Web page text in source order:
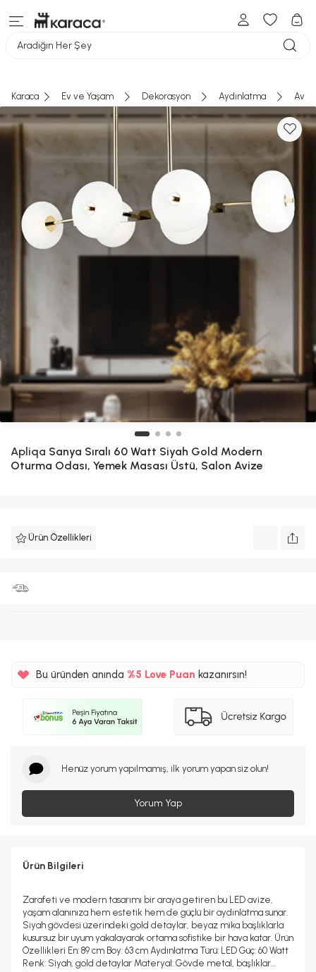
Aradığın Her Şey
Karaca Ev ve Yaşam Dekorasyon Aydınlatma
Apliqa Sanya Sıralı 60 Watt Siyah Gold Modern
Oturma Odası, Yemek Masası Üstü, Salon Avize
Ürün Özellikleri
Bu üründen anında %5
%5
Love Puan kazanırsın!
Henüz yorum yapılmamış, ilk yorum yapan siz olun!
Yorum Yap
Ürün Bilgileri
Zarafeti ve modern tasarımı bir araya getiren bu LED avize,
yaşam alanınıza hem estetik hem de güçlü bir aydınlatma sunar.
Siyah gövdesi üzerindeki gold detaylar, beyaz mika başlıklarla
kusursuz bir uyum yakalayarak ortama sofistike bir hava katar. Ürün
Özellikleri En: 89 cm Boy: 63 cm Aydınlatma Türü: LED Güç: 60 Watt
Renk: Siyah, gold detaylar Materyal: Gövde metal, başlıklar